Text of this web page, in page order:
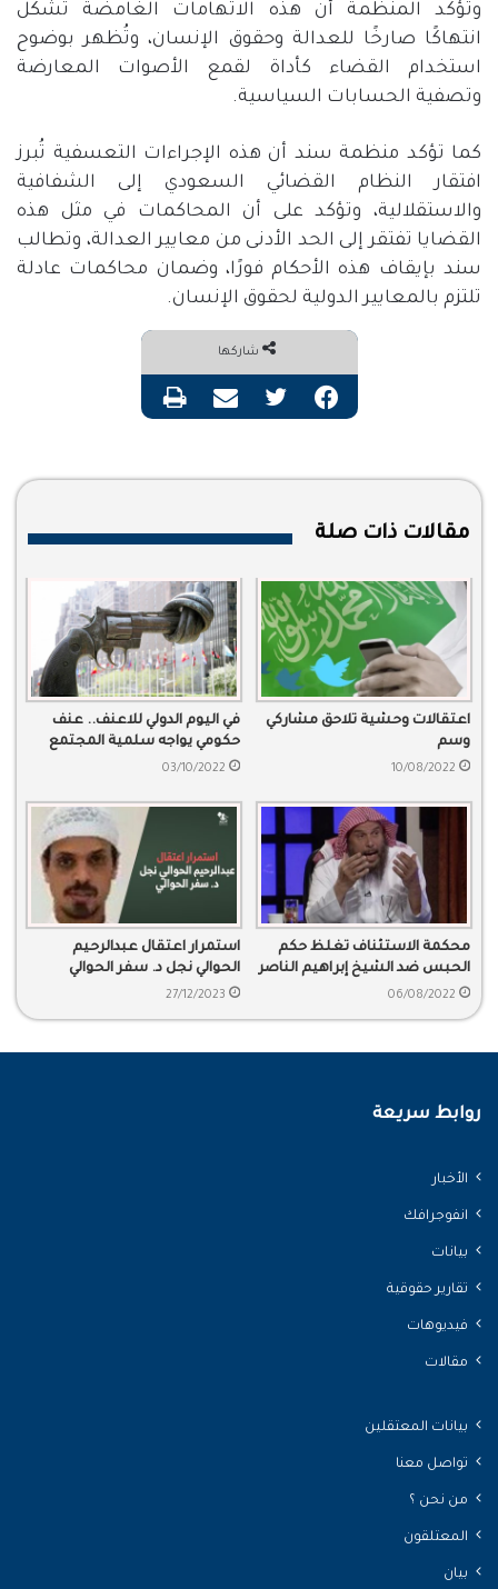
وتؤكد المنظمة أن هذه الاتهامات الغامضة تشكل
انتهاكًا صارخًا للعدالة وحقوق الإنسان، وتُظهر بوضوح
استخدام القضاء كأداة لقمع الأصوات المعارضة
وتصفية الحسابات السياسية.
كما تؤكد منظمة سند أن هذه الإجراءات التعسفية تُبرز
افتقار النظام القضائي السعودي إلى الشفافية
والاستقلالية، وتؤكد على أن المحاكمات في مثل هذه
القضايا تفتقر إلى الحد الأدنى من معايير العدالة، وتطالب
سند بإيقاف هذه الأحكام فورًا، وضمان محاكمات عادلة
تلتزم بالمعايير الدولية لحقوق الإنسان.
شاركها
فيسبوك تويتر مشاركة عبر البريد طباعة
مقالات ذات صلة
اعتقالات وحشية تلاحق مشاركي
وسم
#متضرري_الوظائف_التعليميه
10/08/2022
في اليوم الدولي للاعنف.. عنف
حكومي يواجه سلمية المجتمع
03/10/2022
محكمة الاستئناف تغلظ حكم
الحبس ضد الشيخ إبراهيم الناصر
06/08/2022
استمرار اعتقال عبدالرحيم
الحوالي نجل د. سفر الحوالي
27/12/2023
روابط سريعة
الأخبار
انفوجرافك
بيانات
تقارير حقوقية
فيديوهات
مقالات
بيانات المعتقلين
تواصل معنا
من نحن ؟
المعتلقون
بيان